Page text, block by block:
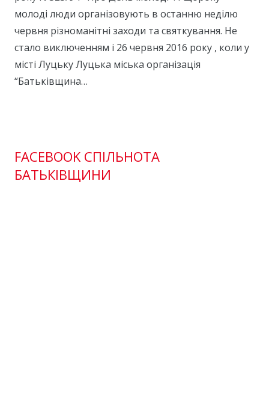
молоді люди організовують в останню неділю
червня різноманітні заходи та святкування. Не
стало виключенням і 26 червня 2016 року , коли у
місті Луцьку Луцька міська організація
“Батьківщина…
FACEBOOK СПІЛЬНОТА
БАТЬКІВЩИНИ